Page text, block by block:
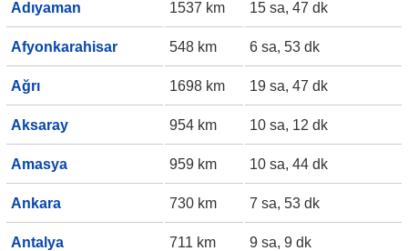
Adıyaman 1537 km 15 sa, 47 dk
Afyonkarahisar 548 km 6 sa, 53 dk
Ağrı 1698 km 19 sa, 47 dk
Aksaray 954 km 10 sa, 12 dk
Amasya 959 km 10 sa, 44 dk
Ankara 730 km 7 sa, 53 dk
Antalya 711 km 9 sa, 9 dk